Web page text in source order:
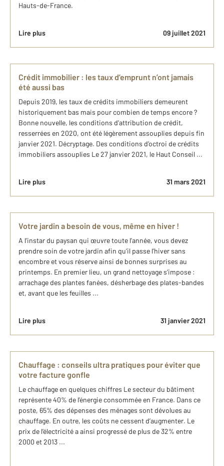
Hauts-de-France.
Lire plus 09 juillet 2021
Crédit immobilier : les taux d’emprunt n’ont jamais
été aussi bas
Depuis 2019, les taux de crédits immobiliers demeurent
historiquement bas mais pour combien de temps encore ?
Bonne nouvelle, les conditions d’attribution de crédit,
resserrées en 2020, ont été légèrement assouplies depuis fin
janvier 2021. Décryptage. Des conditions d’octroi de crédits
immobiliers assouplies Le 27 janvier 2021, le Haut Conseil ...
Lire plus 31 mars 2021
Votre jardin a besoin de vous, même en hiver !
A l’instar du paysan qui œuvre toute l’année, vous devez
prendre soin de votre jardin afin qu’il passe l’hiver sans
encombre et vous réserve ainsi de bonnes surprises au
printemps. En premier lieu, un grand nettoyage s’impose :
arrachage des plantes fanées, désherbage des plates-bandes
et, avant que les feuilles ...
Lire plus 31 janvier 2021
Chauffage : conseils ultra pratiques pour éviter que
votre facture gonfle
Le chauffage en quelques chiffres Le secteur du bâtiment
représente 40% de l’énergie consommée en France. Dans ce
poste, 65% des dépenses des ménages sont dévolues au
chauffage. En outre, les coûts ne cessent d’augmenter. Le
prix de l’électricité a ainsi progressé de plus de 32% entre
2000 et 2013 ...